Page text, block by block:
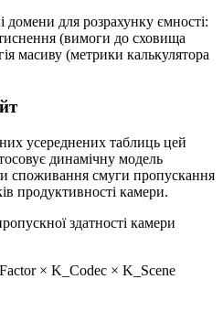
домени для розрахунку ємності:
(вимоги до сховища
масиву (метрики калькулятора
усереднених таблиць цей
динамічну модель
споживання смуги пропускання
продуктивності камери.
здатності камери
× K_Codec × K_Scene